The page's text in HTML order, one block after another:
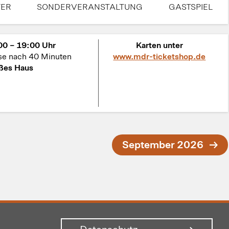
SONDERVERANSTALTUNG GASTSPIEL
– 19:00 Uhr
nach 40 Minuten
Haus
Karten unter
www.mdr-ticketshop.de
September 2026